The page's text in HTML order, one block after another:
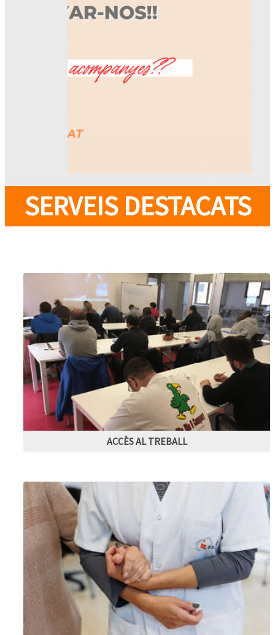
SERVEIS DESTACATS
ACCÈS AL TREBALL